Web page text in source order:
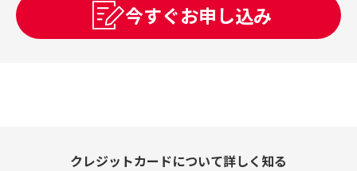
今すぐお申し込み
クレジットカードについて詳しく知る